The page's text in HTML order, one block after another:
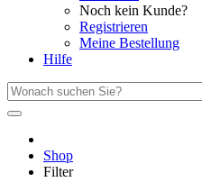
Noch kein Kunde?
Registrieren
Meine Bestellung
Hilfe
Shop
Filter